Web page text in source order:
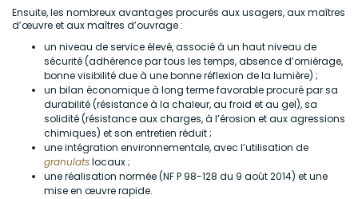
Ensuite, les nombreux avantages procurés aux usagers, aux maîtres
d’œuvre et aux maîtres d’ouvrage :
un niveau de service élevé, associé à un haut niveau de
sécurité (adhérence par tous les temps, absence d’orniérage,
bonne visibilité due à une bonne réflexion de la lumière) ;
un bilan économique à long terme favorable procuré par sa
durabilité (résistance à la chaleur, au froid et au gel), sa
solidité (résistance aux charges, à l’érosion et aux agressions
chimiques) et son entretien réduit ;
une intégration environnementale, avec l’utilisation de
granulatslocaux ;
une réalisation normée (NF P 98-128 du 9 août 2014) et une
mise en œuvre rapide.